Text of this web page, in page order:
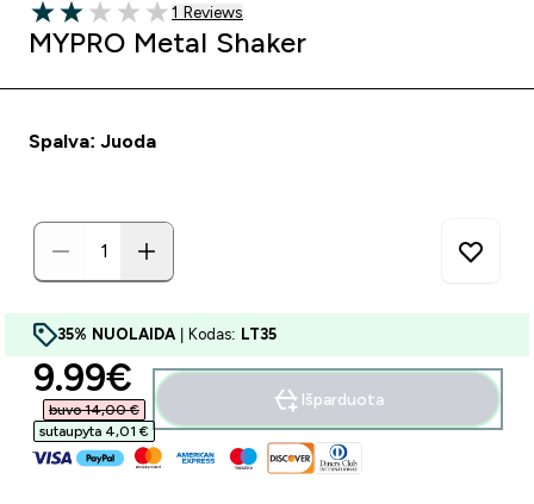
2 out of 5 stars
1 customer reviews
1 Reviews
MYPRO Metal Shaker
Spalva: Juoda
35% NUOLAIDA | Kodas: LT35
discounted price
9.99€‎
buvo 14,00 €‎
sutaupyta 4,01 €‎
Išparduota